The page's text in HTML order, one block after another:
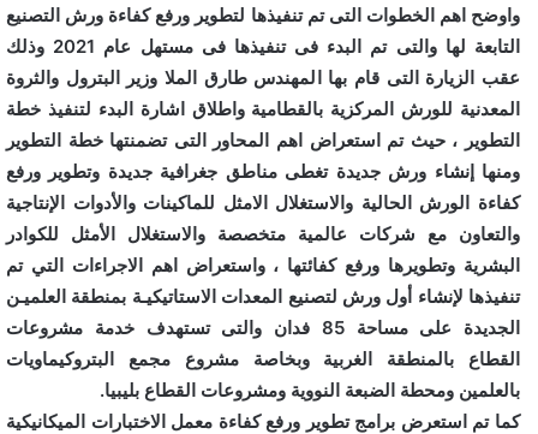
واوضح اهم الخطوات التى تم تنفيذها لتطوير ورفع كفاءة ورش التصنيع
التابعة لها والتى تم البدء فى تنفيذها فى مستهل عام 2021 وذلك
عقب الزيارة التى قام بها المهندس طارق الملا وزير البترول والثروة
المعدنية للورش المركزية بالقطامية واطلاق اشارة البدء لتنفيذ خطة
التطوير ، حيث تم استعراض اهم المحاور التى تضمنتها خطة التطوير
ومنها إنشاء ورش جديدة تغطى مناطق جغرافية جديدة وتطوير ورفع
كفاءة الورش الحالية والاستغلال الامثل للماكينات والأدوات الإنتاجية
والتعاون مع شركات عالمية متخصصة والاستغلال الأمثل للكوادر
البشرية وتطويرها ورفع كفائتها ، واستعراض اهم الاجراءات التي تم
تنفيذها لإنشاء أول ورش لتصنيع المعدات الاستاتيكيـة بمنطقة العلميـن
الجديدة على مساحة 85 فدان والتى تستهدف خدمة مشروعات
القطاع بالمنطقة الغربية وبخاصة مشروع مجمع البتروكيماويات
بالعلمين ومحطة الضبعة النووية ومشروعات القطاع بليبيا.
كما تم استعرض برامج تطوير ورفع كفاءة معمل الاختبارات الميكانيكية